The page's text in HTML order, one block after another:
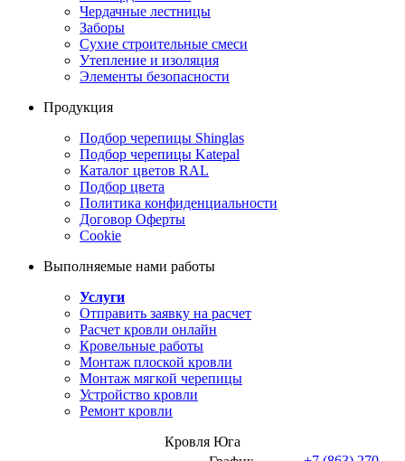
Чердачные лестницы
Заборы
Сухие строительные смеси
Утепление и изоляция
Элементы безопасности
Продукция
Подбор черепицы Shinglas
Подбор черепицы Katepal
Каталог цветов RAL
Подбор цвета
Политика конфиденциальности
Договор Оферты
Cookie
Выполняемые нами работы
Услуги
Отправить заявку на расчет
Расчет кровли онлайн
Кровельные работы
Монтаж плоской кровли
Монтаж мягкой черепицы
Устройство кровли
Ремонт кровли
Кровля Юга